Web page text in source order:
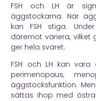
FSH och LH är
äggstockarna. När
kan FSH stiga.
däremot variera, vilket
ger hela svaret.
FSH och LH kan
perimenopaus,
äggstocksfunktion.
sättas ihop med